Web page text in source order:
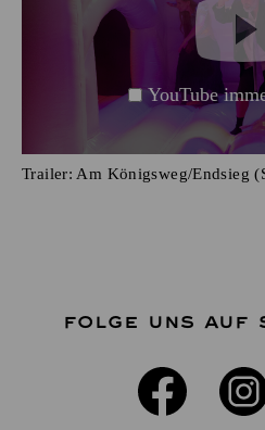
YouTube
Trailer: Am Königsweg/Endsieg
FOLGE UNS AUF